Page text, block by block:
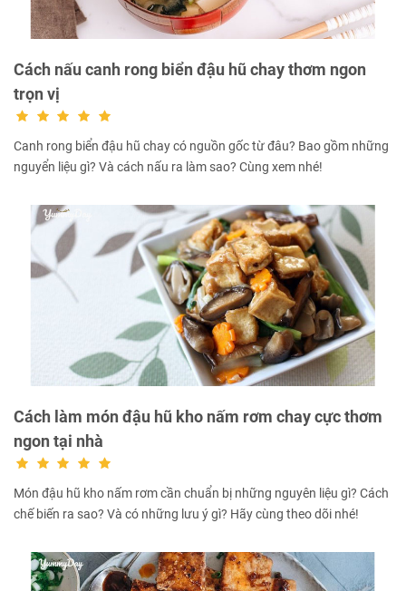
Cách nấu canh rong biển đậu hũ chay thơm ngon
trọn vị
Canh rong biển đậu hũ chay có nguồn gốc từ đâu? Bao gồm những
nguyển liệu gì? Và cách nấu ra làm sao? Cùng xem nhé!
Cách làm món đậu hũ kho nấm rơm chay cực thơm
ngon tại nhà
Món đậu hũ kho nấm rơm cần chuẩn bị những nguyên liệu gì? Cách
chế biến ra sao? Và có những lưu ý gì? Hãy cùng theo dõi nhé!